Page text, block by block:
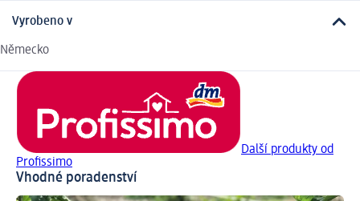
Vyrobeno v
Německo
Další produkty od
Profissimo
Vhodné poradenství